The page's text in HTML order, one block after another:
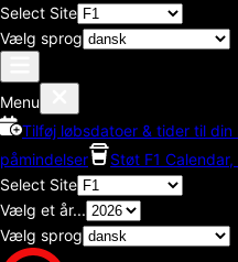
Select Site
Vælg sprog
Menu
Tilføj løbsdatoer & tider til din
påmindelser
Støt F1
Select Site
Vælg et år...
Vælg sprog